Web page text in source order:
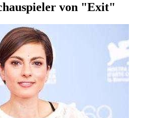
von "Exit"